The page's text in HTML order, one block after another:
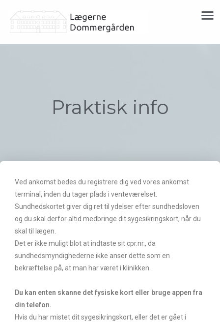
Praktisk info
Ved ankomst bedes du registrere dig ved vores ankomst
terminal, inden du tager plads i venteværelset.
Sundhedskortet giver dig ret til ydelser efter sundhedsloven
og du skal derfor altid medbringe dit sygesikringskort, når du
skal til lægen.
Det er ikke muligt blot at indtaste sit cpr.nr., da
sundhedsmyndighederne ikke anser dette som en
bekræftelse på, at man har været i klinikken.
Du kan enten skanne det fysiske kort eller bruge appen fra
din telefon.
Hvis du har mistet dit sygesikringskort, eller det er gået i